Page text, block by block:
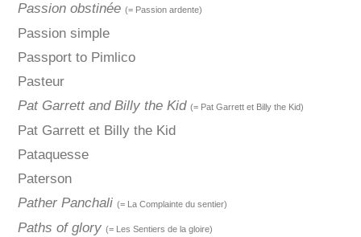
Passion obstinée (= Passion ardente)
Passion simple
Passport to Pimlico
Pasteur
Pat Garrett and Billy the Kid (= Pat Garrett et Billy the Kid)
Pat Garrett et Billy the Kid
Pataquesse
Paterson
Pather Panchali (= La Complainte du sentier)
Paths of glory (= Les Sentiers de la gloire)